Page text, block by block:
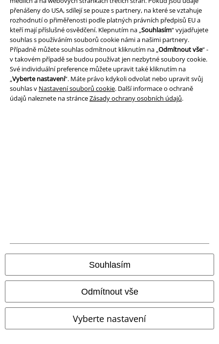
přenášeny do USA, sdílejí se pouze s partnery, na které se vztahuje
rozhodnutí o přiměřenosti podle platných právních předpisů EU a
kteří mají příslušné osvědčení. Klepnutím na „Souhlasím“ vyjadřujete
souhlas s používáním souborů cookie námi a našimi partnery.
Případně můžete souhlas odmítnout kliknutím na „Odmítnout vše“ -
v takovém případě se budou používat jen nezbytné soubory cookie.
Své individuální preference můžete upravit také kliknutím na
„Vyberte nastavení“. Máte právo kdykoli odvolat nebo upravit svůj
souhlas v Nastavení souborů cookie. Další informace o ochraně
údajů naleznete na stránceZásady ochrany osobních údajů.
Souhlasím
Odmítnout vše
Vyberte nastavení
Právní informace
Nastavení souborů cookie
Všechny ceny jsou včetně DPH, bez
poštovného a balného